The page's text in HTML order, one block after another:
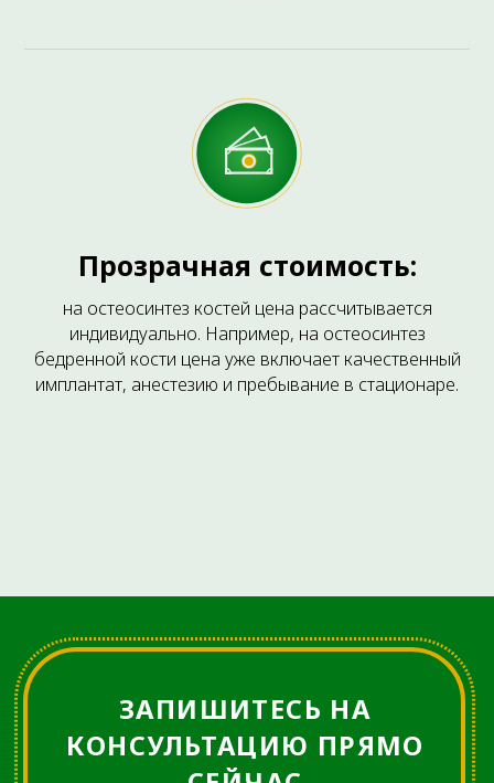
Прозрачная стоимость:
на остеосинтез костей цена рассчитывается
индивидуально. Например, на остеосинтез
бедренной кости цена уже включает качественный
имплантат, анестезию и пребывание в стационаре.
Метод лечения болевых
синдромов, основанный на
использовании
низкочастотный токов.
электростимуляция по
методу А.А. Герасимова
Минимально инвазивное
Малоинвазивная
Хирургия Кисти